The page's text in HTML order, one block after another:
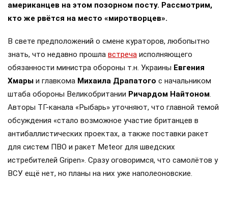
американцев на этом позорном посту. Рассмотрим,
кто же рвётся на место «миротворцев».
В свете предположений о смене кураторов, любопытно
знать, что недавно прошла встреча исполняющего
обязанности министра обороны т.н. Украины Евгения
Хмары и главкома Михаила Драпатого с начальником
штаба обороны Великобритании Ричардом Найтоном
Авторы ТГ-канала «Рыбарь» уточняют, что главной темой
обсуждения «стало возможное участие британцев в
антибаллистических проектах, а также поставки ракет
для систем ПВО и ракет Meteor для шведских
истребителей Gripen». Сразу оговоримся, что самолётов у
ВСУ ещё нет, но планы на них уже наполеоновские.